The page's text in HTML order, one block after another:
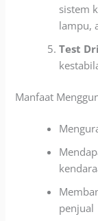
sistem
lampu,
Test
Manfaat
penjual